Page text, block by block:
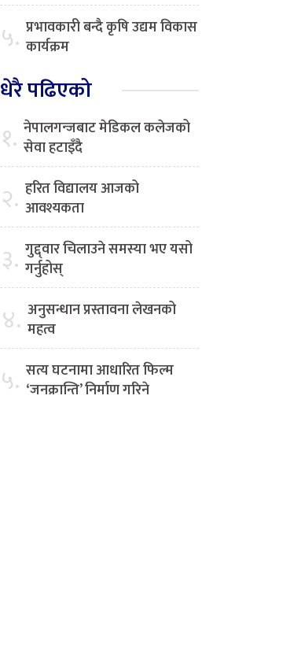
५. प्रभावकारी बन्दै कृषि उद्यम विकास
कार्यक्रम
धेरै पढिएको
१. नेपालगन्जबाट मेडिकल कलेजको
सेवा हटाइँदै
२. हरित विद्यालय आजको
आवश्यकता
३. गुद्द्वार चिलाउने समस्या भए यसो
गर्नुहोस्
४. अनुसन्धान प्रस्तावना लेखनको
महत्व
५. सत्य घटनामा आधारित फिल्म
‘जनक्रान्ति’ निर्माण गरिने